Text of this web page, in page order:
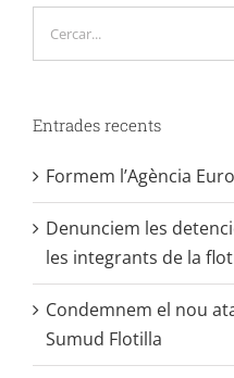
Entrades recents
Formem l’Agència
Denunciem les
les integrants de la
Condemnem el nou
Sumud Flotilla